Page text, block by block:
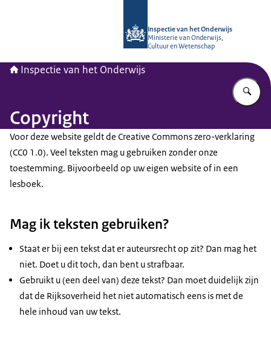
Inspectie van het Onderwijs
Ministerie van Onderwijs,
Cultuur en Wetenschap
Inspectie van het Onderwijs
Copyright
Voor deze website geldt de Creative Commons zero-verklaring
(CC0 1.0). Veel teksten mag u gebruiken zonder onze
toestemming. Bijvoorbeeld op uw eigen website of in een
lesboek.
Mag ik teksten gebruiken?
Staat er bij een tekst dat er auteursrecht op zit? Dan mag het
niet. Doet u dit toch, dan bent u strafbaar.
Gebruikt u (een deel van) deze tekst? Dan moet duidelijk zijn
dat de Rijksoverheid het niet automatisch eens is met de
hele inhoud van uw tekst.